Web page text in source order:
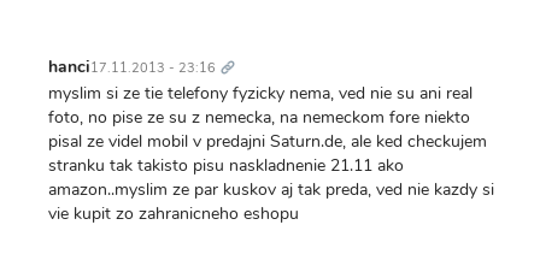
hanci17.11.2013 - 23:16 odkaz
myslim si ze tie telefony fyzicky nema, ved nie su ani real
foto, no pise ze su z nemecka, na nemeckom fore niekto
pisal ze videl mobil v predajni Saturn.de, ale ked checkujem
stranku tak takisto pisu naskladnenie 21.11 ako
amazon..myslim ze par kuskov aj tak preda, ved nie kazdy si
vie kupit zo zahranicneho eshopu